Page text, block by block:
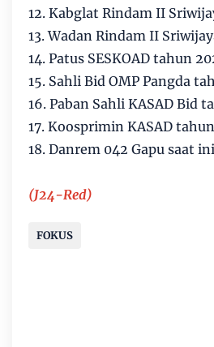
12. Kabglat Rindam II
13. Wadan Rindam II
14. Patus SESKOAD tahun
15. Sahli Bid OMP Pangda
16. Paban Sahli KASAD Bid
17. Koosprimin KASAD
18. Danrem 042 Gapu saat
(J24-Red)
FOKUS